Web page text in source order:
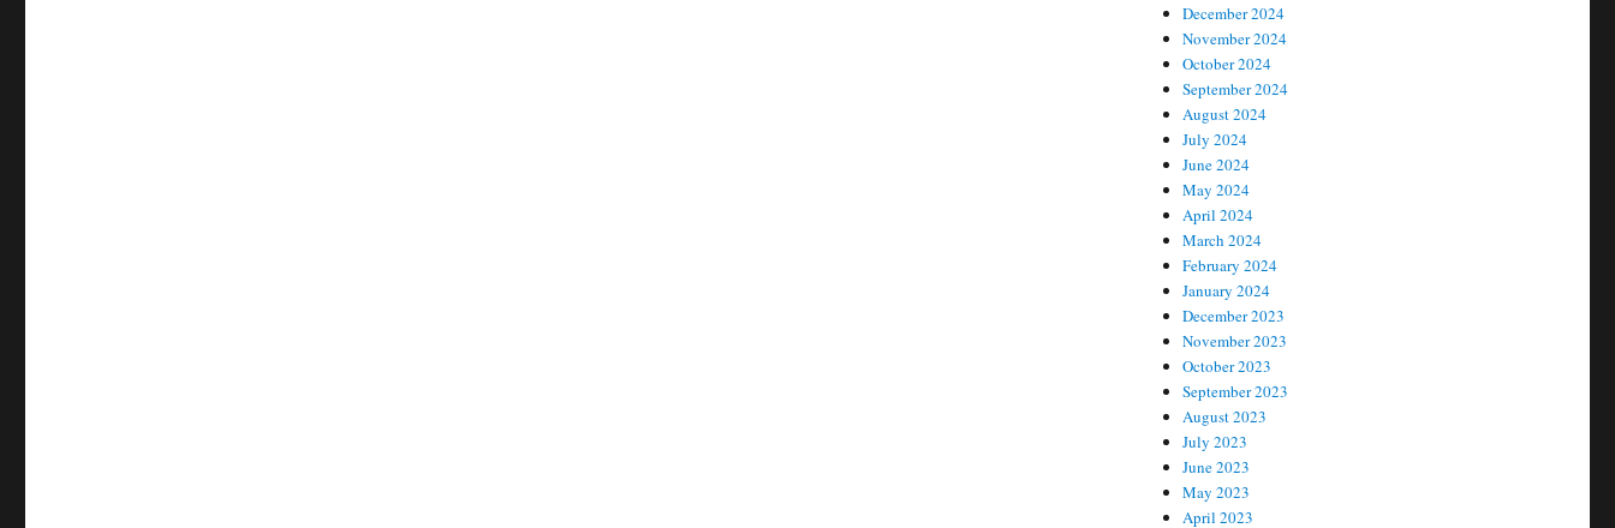
December 2024
November 2024
October 2024
September 2024
August 2024
July 2024
June 2024
May 2024
April 2024
March 2024
February 2024
January 2024
December 2023
November 2023
October 2023
September 2023
August 2023
July 2023
June 2023
May 2023
April 2023